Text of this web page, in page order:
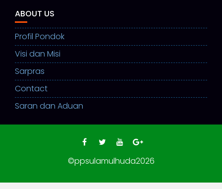
ABOUT US
Profil Pondok
Visi dan Misi
Sarpras
Contact
Saran dan Aduan
©ppsulamulhuda2026